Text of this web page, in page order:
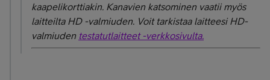
kaapelikorttiakin. Kanavien katsominen vaatii myös
laitteilta HD -valmiuden. Voit tarkistaa laitteesi HD-
valmiuden testatutlaitteet -verkkosivulta.